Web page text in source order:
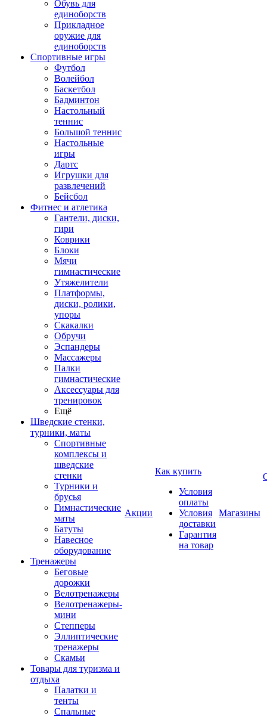
Обувь для
единоборств
Прикладное
оружие для
единоборств
Спортивные игры
Футбол
Волейбол
Баскетбол
Бадминтон
Настольный
теннис
Большой теннис
Настольные
игры
Дартс
Игрушки для
развлечений
Бейсбол
Фитнес и атлетика
Гантели, диски,
гири
Коврики
Блоки
Мячи
гимнастические
Утяжелители
Платформы,
диски, ролики,
упоры
Скакалки
Обручи
Эспандеры
Массажеры
Палки
гимнастические
Аксессуары для
тренировок
Ещё
Шведские стенки,
турники, маты
Спортивные
комплексы и
шведские
стенки
Турники и
брусья
Гимнастические
маты
Батуты
Навесное
оборудование
Тренажеры
Беговые
дорожки
Велотренажеры
Велотренажеры-
мини
Степперы
Эллиптические
тренажеры
Скамьи
Товары для туризма и
отдыха
Палатки и
тенты
Спальные
Акции
Как купить
Условия
оплаты
Условия
доставки
Гарантия
на товар
Магазины